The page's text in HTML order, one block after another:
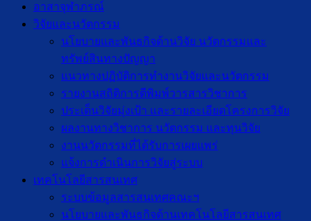
อาสาจุฬาภรณ์
วิจัยและนวัตกรรม
นโยบายและพันธกิจด้านวิจัย นวัตกรรมและ
ทรัพย์สินทางปัญญา
แนวทางปฏิบัติการทำงานวิจัยและนวัตกรรม
รายงานสถิติการตีพิมพ์วารสารวิชาการ
ประเด็นวิจัยมุ่งเป้า และรายละเอียดโครงการวิจัย
ผลงานทางวิชาการ นวัตกรรม และทุนวิจัย
งานนวัตกรรมที่ได้รับการเผยแพร่
แจ้งการดำเนินการวิจัยสู่ระบบ
เทคโนโลยีสารสนเทศ
ระบบข้อมูลสารสนเทศคณะฯ
นโยบายและพันธกิจด้านเทคโนโลยีสารสนเทศ